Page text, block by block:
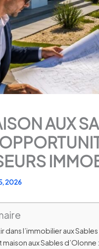
AUX
2026
dans l’immobilier aux
maison aux Sables